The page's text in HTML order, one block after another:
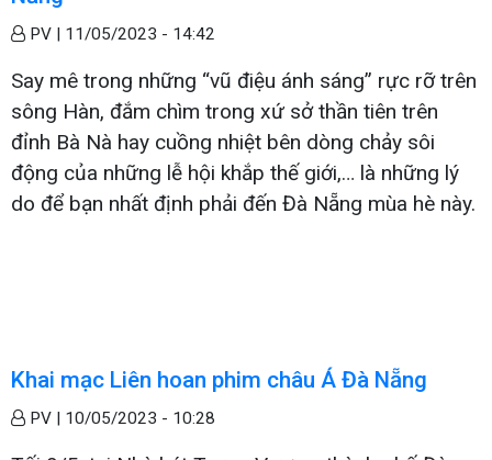
PV | 11/05/2023 - 14:42
Say mê trong những “vũ điệu ánh sáng” rực rỡ trên
sông Hàn, đắm chìm trong xứ sở thần tiên trên
đỉnh Bà Nà hay cuồng nhiệt bên dòng chảy sôi
động của những lễ hội khắp thế giới,… là những lý
do để bạn nhất định phải đến Đà Nẵng mùa hè này.
Khai mạc Liên hoan phim châu Á Đà Nẵng
PV | 10/05/2023 - 10:28